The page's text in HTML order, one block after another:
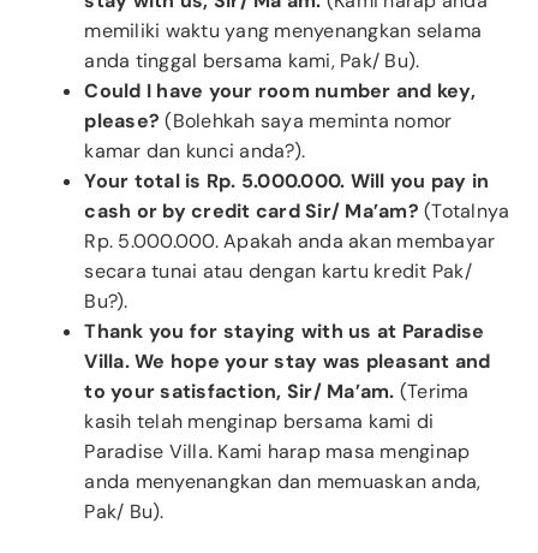
memiliki waktu yang menyenangkan selama
anda tinggal bersama kami, Pak/ Bu).
Could I have your room number and key,
please? (Bolehkah saya meminta nomor
kamar dan kunci anda?).
Your total is Rp. 5.000.000. Will you pay in
cash or by credit card Sir/ Ma’am? (Totalnya
Rp. 5.000.000. Apakah anda akan membayar
secara tunai atau dengan kartu kredit Pak/
Bu?).
Thank you for staying with us at Paradise
Villa. We hope your stay was pleasant and
to your satisfaction, Sir/ Ma’am. (Terima
kasih telah menginap bersama kami di
Paradise Villa. Kami harap masa menginap
anda menyenangkan dan memuaskan anda,
Pak/ Bu).